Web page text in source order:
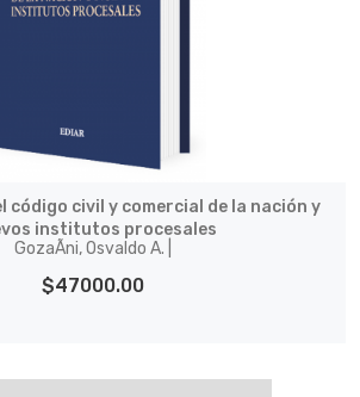
código civil y comercial de la nación y
institutos procesales
GozaÃ­ni, Osvaldo A. |
$47000.00